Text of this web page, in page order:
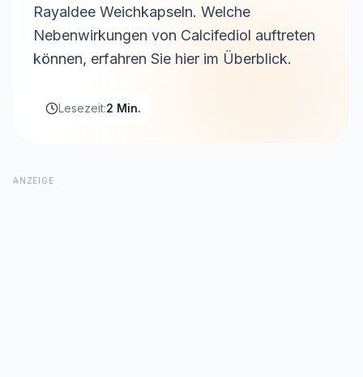
Rayaldee Weichkapseln. Welche
Nebenwirkungen von Calcifediol auftreten
können, erfahren Sie hier im Überblick.
Lesezeit:2 Min.
ANZEIGE